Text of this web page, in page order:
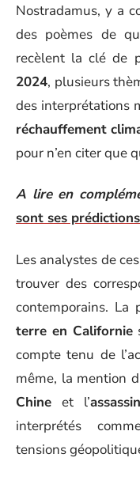
Nostradamus, y a
des poèmes de
recèlent la clé de
2024, plusieurs
des interprétations
réchauffement
pour n’en citer que
A lire en
sont ses
Les analystes de
trouver des
contemporains. La
terre en Californie
compte tenu de
même, la mention
Chine et l’
interprétés
tensions